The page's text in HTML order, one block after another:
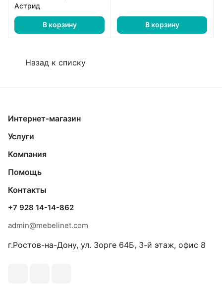
Астрид
В корзину В корзину
Назад к списку
Интернет-магазин
Услуги
Компания
Помощь
Контакты
+7 928 14-14-862
admin@mebelinet.com
г.Ростов-на-Дону, ул. Зорге 64Б, 3-й этаж, офис 8